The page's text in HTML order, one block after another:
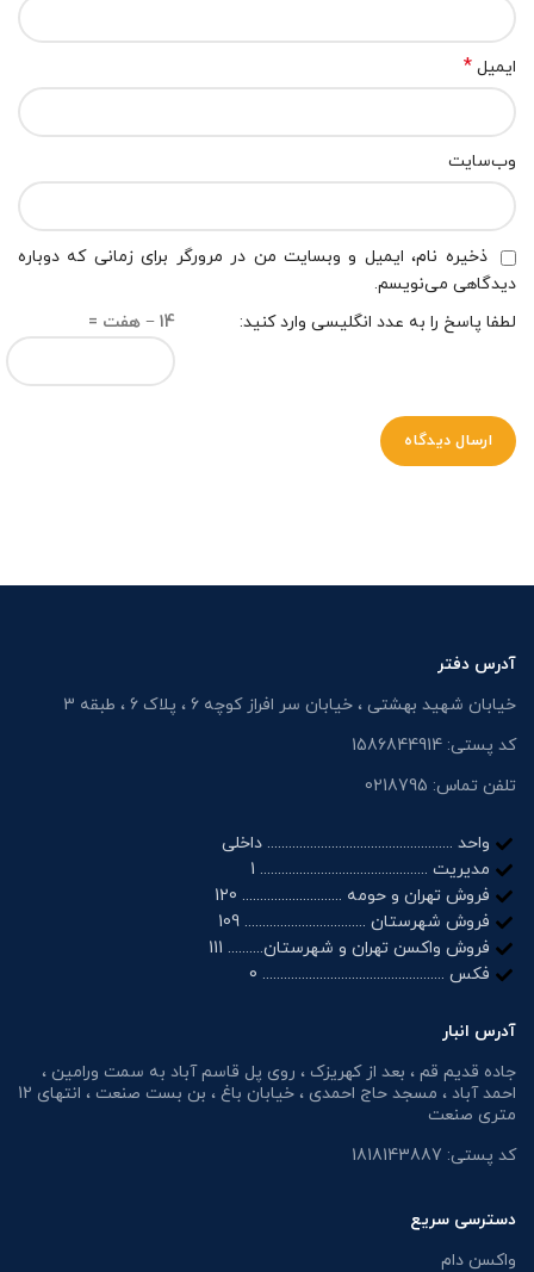
ایمیل *
وب‌سایت
ذخیره نام، ایمیل و وبسایت من در مرورگر برای زمانی که دوباره
دیدگاهی می‌نویسم.
لطفا پاسخ را به عدد انگلیسی وارد کنید:
14 − هفت =
آدرس دفتر
خیابان شهید بهشتی ، خیابان سر افراز کوچه 6 ، پلاک 6 ، طبقه 3
کد پستی: 1586844914
تلفن تماس: 0218795
واحد .................................................... داخلی
مدیریت ............................................... 1
فروش تهران و حومه ............................ 120
فروش شهرستان .................................. 109
فروش واکسن تهران و شهرستان.......... 111
فکس ................................................... 0
آدرس انبار
جاده قدیم قم ، بعد از کهریزک ، روی پل قاسم آباد به سمت ورامین ،
احمد آباد ، مسجد حاج احمدی ، خیابان باغ ، بن بست صنعت ، انتهای 12
متری صنعت
کد پستی: 1818143887
دسترسی سریع
واکسن دام